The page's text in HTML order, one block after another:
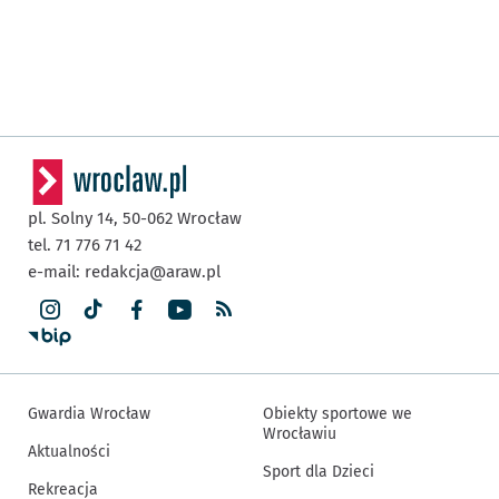
pl. Solny 14, 50-062 Wrocław
tel. 71 776 71 42
e-mail: redakcja@araw.pl
Gwardia Wrocław
Aktualności
Rekreacja
Obiekty sportowe we
Wrocławiu
Sport dla Dzieci